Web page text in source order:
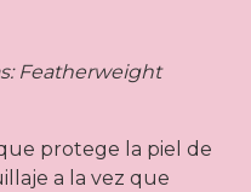
Featherweight
protege la piel de
a la vez que